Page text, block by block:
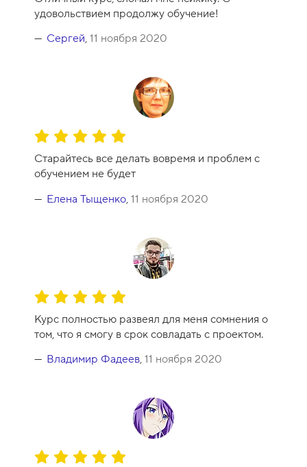
е
н
к
-
1
0
удовольствием продолжу обучение!
Сергей, 11 ноября 2020
О
ц
е
н
к
-
1
0
Старайтесь все делать вовремя и проблем с
обучением не будет
Елена Тыщенко, 11 ноября 2020
О
е
н
к
-
Курс полностью развеял для меня сомнения о
том, что я смогу в срок совладать с проектом.
Владимир Фадеев, 11 ноября 2020
О